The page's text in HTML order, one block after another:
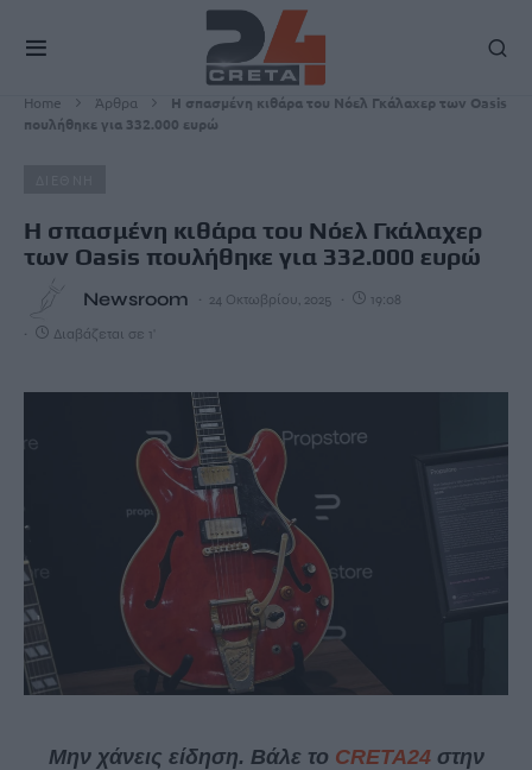
Home Άρθρα
Η σπασμένη κιθάρα του Νόελ Γκάλαχερ των Oasis
πουλήθηκε για 332.000 ευρώ
Η σπασμένη κιθάρα του Νόελ Γκάλαχερ
των Oasis πουλήθηκε για 332.000 ευρώ
Newsroom 24 Οκτωβρίου, 2025 19:08
Διαβάζεται σε 1'
Μην χάνεις είδηση. Βάλε το CRETA24στην